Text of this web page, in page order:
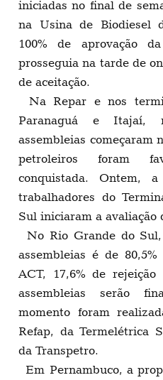
iniciadas no final de
na Usina de Biodiesel
100% de aprovação
prosseguia na tarde de
de aceitação.
Na Repar e nos
Paranaguá e Itajaí,
assembleias começaram
petroleiros foram
conquistada. Ontem,
trabalhadores do
Sul iniciaram a avaliação
No Rio Grande do
assembleias é de
ACT, 17,6% de
assembleias serão
momento foram
Refap, da Termelétrica
da Transpetro.
Em Pernambuco, a